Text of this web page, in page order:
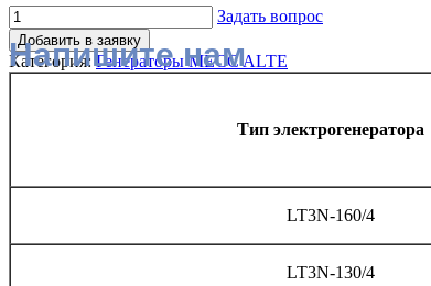
Задать вопрос
Добавить в заявку
Категория: Генераторы MECC ALTE
Тип электрогенератора
LT3N-160/4
LT3N-130/4
Напишите нам